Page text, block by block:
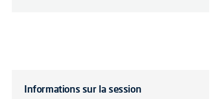
Informations sur la session